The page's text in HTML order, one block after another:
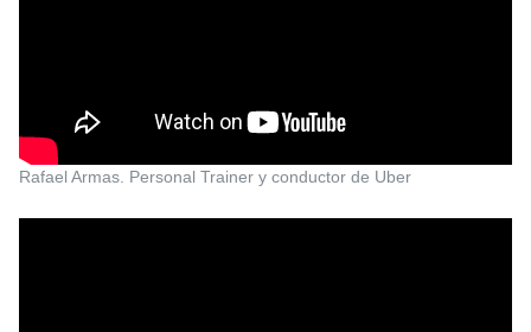
Rafael Armas. Personal Trainer y conductor de Uber